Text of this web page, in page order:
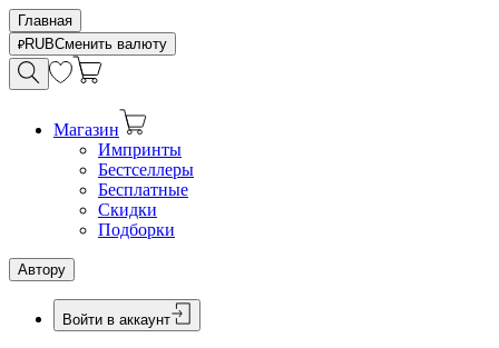
Главная
RUBСменить валюту
Магазин
Импринты
Бестселлеры
Бесплатные
Скидки
Подборки
Автору
Войти в аккаунт